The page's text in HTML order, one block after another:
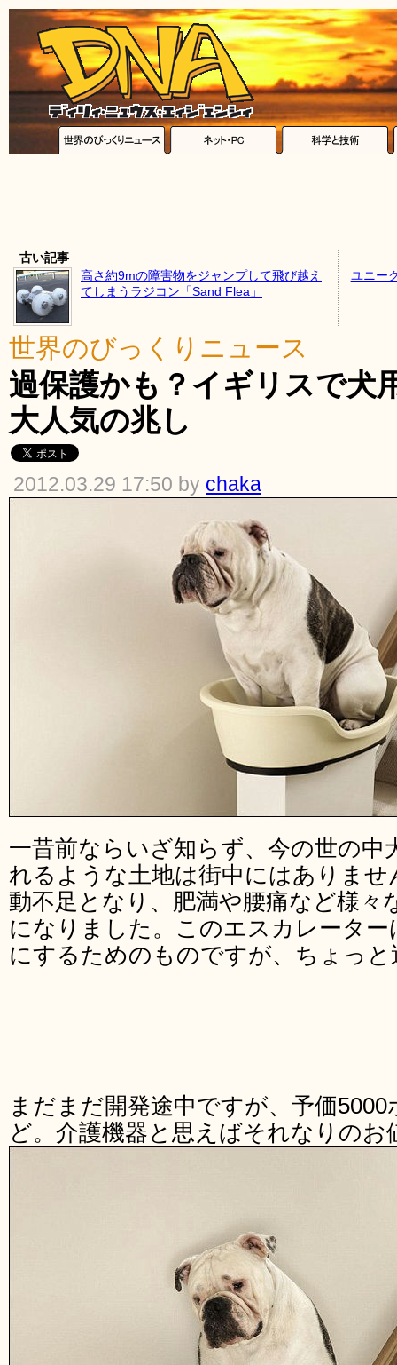
古い記事
高さ約9mの障害物をジャンプして飛び越え
てしまうラジコン「Sand Flea」
ユニー
世界のびっくりニュース
過保護かも？イギリスで犬
大人気の兆し
2012.03.29 17:50 by chaka
一昔前ならいざ知らず、今の世の中
れるような土地は街中にはありま
動不足となり、肥満や腰痛など様々
になりました。このエスカレータ
にするためのものですが、ちょっ
まだまだ開発途中ですが、予価
ど。介護機器と思えばそれなりのお